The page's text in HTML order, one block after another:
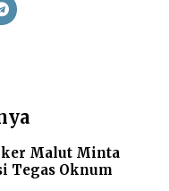
Malut Minta
Tegas Oknum